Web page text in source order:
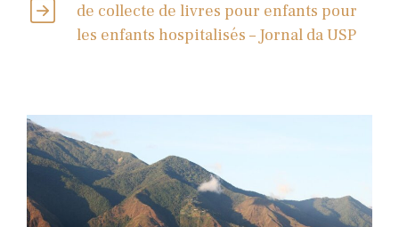
de collecte de livres pour enfants pour
les enfants hospitalisés – Jornal da USP